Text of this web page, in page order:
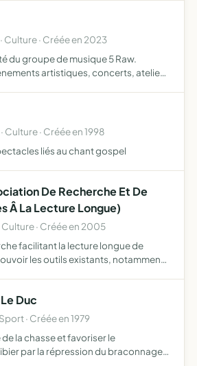
Culture · Créée en 2023
du groupe de musique 5 Raw.
artistiques, concerts, ateliers
Culture · Créée en 1998
liés au chant gospel
De Recherche Et De
Â La Lecture Longue)
Culture · Créée en 2005
facilitant la lecture longue de
les outils existants, notamment
Duc
· Créée en 1979
la chasse et favoriser le
par la répression du braconnage